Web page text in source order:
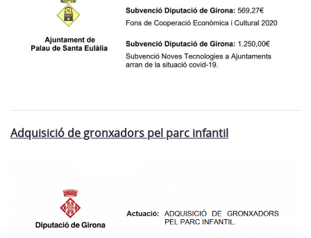
Adquisició de gronxadors pel parc infantil